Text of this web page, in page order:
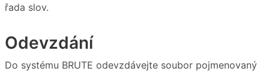
řada slov.
Odevzdání
Do systému BRUTE odevzdávejte soubor pojmenovaný